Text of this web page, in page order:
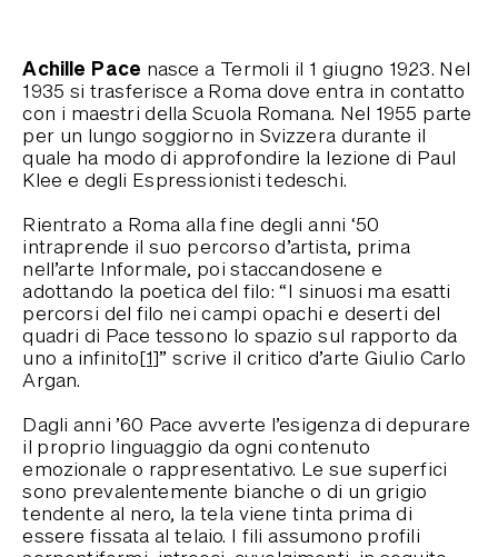
Achille Pace nasce a Termoli il 1 giugno 1923. Nel
1935 si trasferisce a Roma dove entra in contatto
con i maestri della Scuola Romana. Nel 1955 parte
per un lungo soggiorno in Svizzera durante il
quale ha modo di approfondire la lezione di Paul
Klee e degli Espressionisti tedeschi.
Rientrato a Roma alla fine degli anni ‘50
intraprende il suo percorso d’artista, prima
nell’arte Informale, poi staccandosene e
adottando la poetica del filo: “I sinuosi ma esatti
percorsi del filo nei campi opachi e deserti del
quadri di Pace tessono lo spazio sul rapporto da
uno a infinito[1]” scrive il critico d’arte Giulio Carlo
Argan.
Dagli anni ’60 Pace avverte l’esigenza di depurare
il proprio linguaggio da ogni contenuto
emozionale o rappresentativo. Le sue superfici
sono prevalentemente bianche o di un grigio
tendente al nero, la tela viene tinta prima di
essere fissata al telaio. I fili assumono profili